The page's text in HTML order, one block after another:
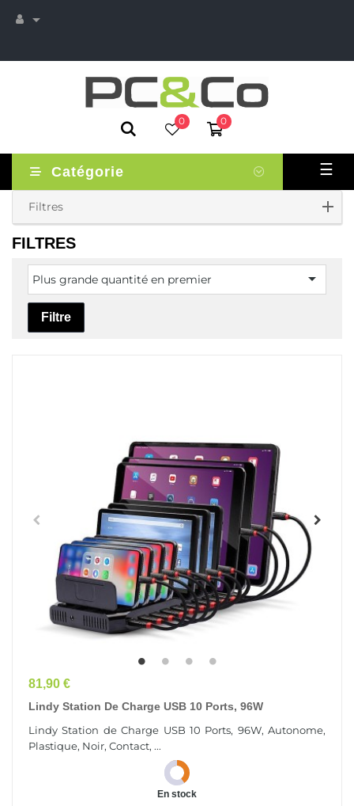

0 0
Catégorie ☰
Filtres
FILTRES
Plus grande quantité en premier 
Filtre
Prix
81,90 €
Lindy Station De Charge USB 10 Ports, 96W
Lindy Station de Charge USB 10 Ports, 96W, Autonome,
Plastique, Noir, Contact, ...
En stock